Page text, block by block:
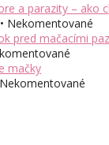
a parazity – ako
Nekomentované
pred mačacími
mačky